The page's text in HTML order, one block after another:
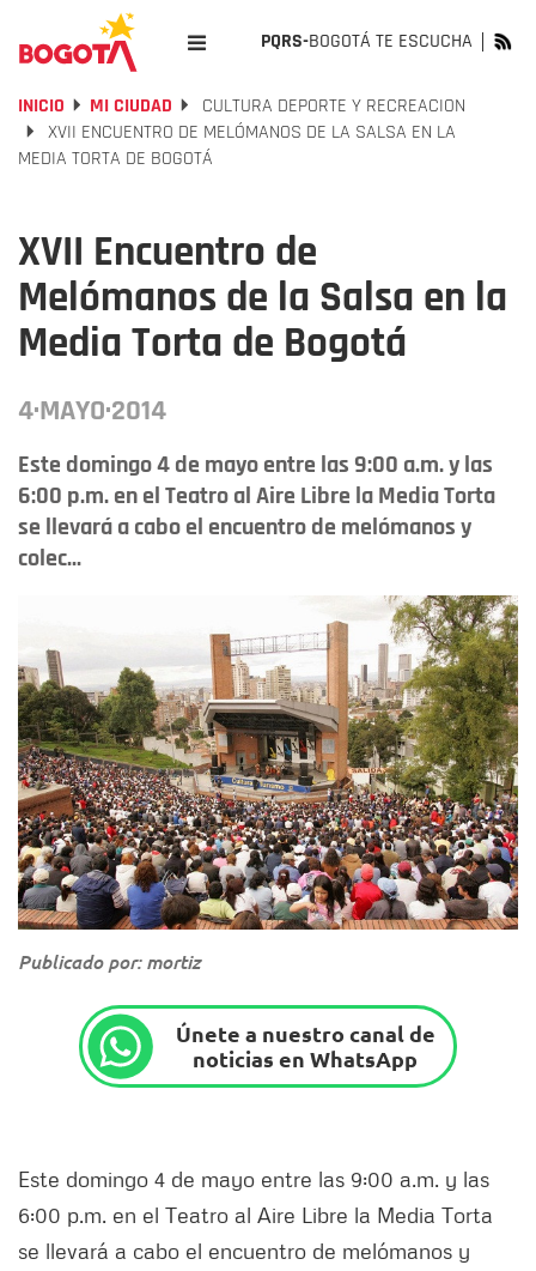
PQRS-BOGOTÁ TE ESCUCHA
INICIO MI CIUDAD
CULTURA DEPORTE Y RECREACION
XVII ENCUENTRO DE MELÓMANOS DE LA SALSA EN LA
MEDIA TORTA DE BOGOTÁ
XVII Encuentro de
Melómanos de la Salsa en la
Media Torta de Bogotá
4·MAYO·2014
Este domingo 4 de mayo entre las 9:00 a.m. y las
6:00 p.m. en el Teatro al Aire Libre la Media Torta
se llevará a cabo el encuentro de melómanos y
colec...
Publicado por: mortiz
Únete a nuestro canal de
noticias en WhatsApp
Este domingo 4 de mayo entre las 9:00 a.m. y las
6:00 p.m. en el Teatro al Aire Libre la Media Torta
se llevará a cabo el encuentro de melómanos y